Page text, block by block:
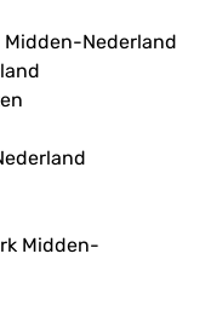
Midden-Nederland
Midden-